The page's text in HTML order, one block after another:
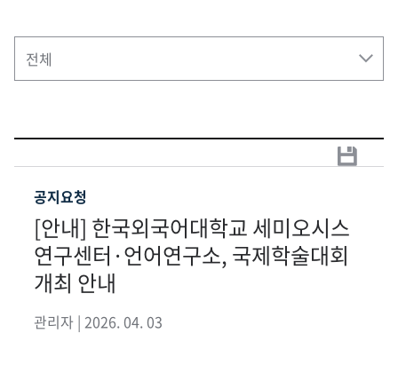
공지요청
[안내] 한국외국어대학교 세미오시스
연구센터·언어연구소, 국제학술대회
개최 안내
관리자 | 2026. 04. 03